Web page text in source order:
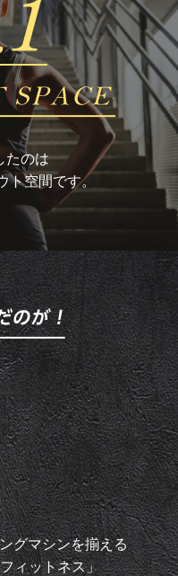
たのは
ト空間です。
グマシンを揃える
ィットネス」